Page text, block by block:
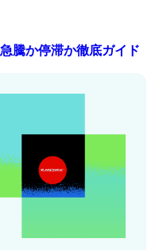
騰か停滞か徹底ガイド